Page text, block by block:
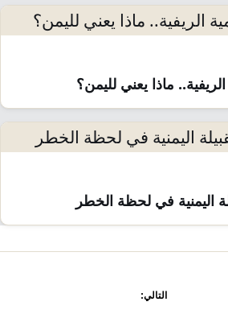
الريفية.. ماذا يعني لليمن؟
اليمنية في لحظة الخطر
التالي: